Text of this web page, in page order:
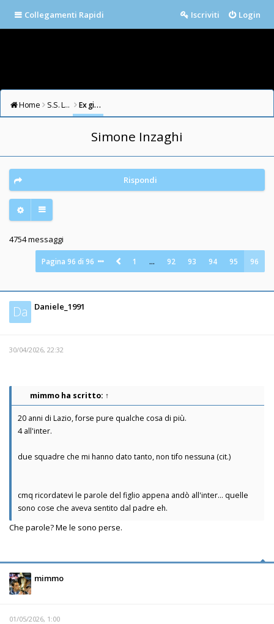
Collegamenti Rapidi Login
Iscriviti
Home S.S. LAZIO FORUM Ex giocatori della Lazio
Simone Inzaghi
Rispondi
4754 messaggi
Pagina96 di96 1 … 92 93 94 95 96
Da Daniele_1991
30/04/2026, 22:32
mimmo ha scritto: ↑
20 anni di Lazio, forse pure qualche cosa di più.
4 all'inter.
due squadre che mi hanno dato tanto, non tifo nessuna (cit.)
cmq ricordatevi le parole del figlio appena andò all'inter... quelle
sono cose che aveva sentito dal padre eh.
Che parole? Me le sono perse.
mimmo
01/05/2026, 1:00